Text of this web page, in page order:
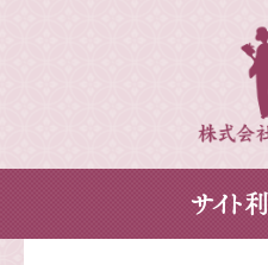
サイト